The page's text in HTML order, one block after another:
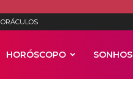
ORÁCULOS
HORÓSCOPO SONHOS